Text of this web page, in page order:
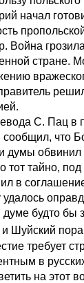
начал
Война
стране.
С. Пац в
сообщил, что
думы
тот тайно,
в
думе будто бы
Шуйский
требует
в
на этот